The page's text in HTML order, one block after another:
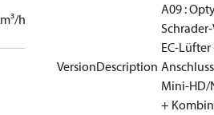
h
VersionDescription
A09 :
Mini‑HD/
+